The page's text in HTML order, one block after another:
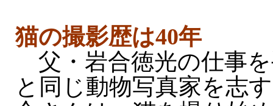
猫の撮影歴は40年
父・岩合徳光の仕事
と同じ動物写真家を志